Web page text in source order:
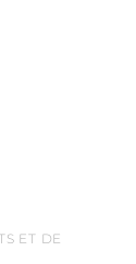
ET DE